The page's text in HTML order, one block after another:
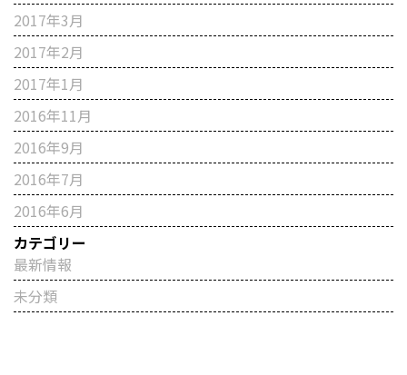
2017年3月
2017年2月
2017年1月
2016年11月
2016年9月
2016年7月
2016年6月
カテゴリー
最新情報
未分類